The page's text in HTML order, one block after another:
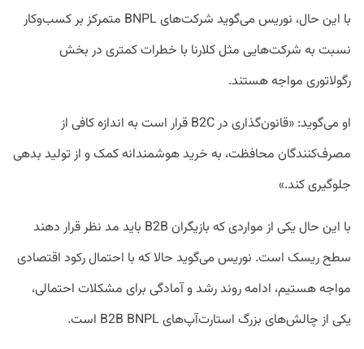
با این حال، نوریس می‌گوید شرکت‌های BNPL متمرکز بر کسب‌وکار
نسبت به شرکت‌هایی مثل کلارنا با خطرات کمتری در بخش
رگولاتوری مواجه هستند.
او می‌گوید: «قانون‌گذاری در B2C قرار است به اندازه کافی از
مصرف‌کنندگان محافظت، به خرید هوشمندانه کمک و از تولید بدهی
جلوگیری کند.»
با این حال یکی از مواردی که بازیگران B2B باید مد نظر قرار دهند
سطح ریسک است. نوریس می‌گوید حالا که با احتمال رکود اقتصادی
مواجه هستیم، ادامه روند رشد و آمادگی برای مشکلات احتمالی،
یکی از چالش‌های بزرگ استارت‌آپ‌های B2B BNPL است.